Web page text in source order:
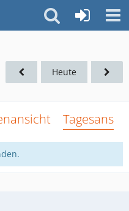
Heute